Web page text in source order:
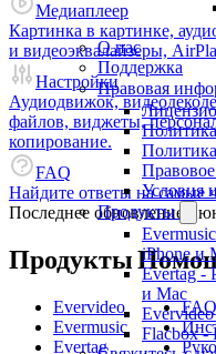
О нас
Поддержка
Правовая
Условия
Продукты
iPhone и
Evertag -
и Mac
Flacbox -
Медиаплеер
Картинка в картинке,
и видеоэквалайзеры,
Настройки
Аудиодвижок,
файлов, виджеты,
копирование.
FAQ
Найдите ответы на самые
Последнее обновление
Продукты
Evervideo
Evermusic
Evertag
FAQ